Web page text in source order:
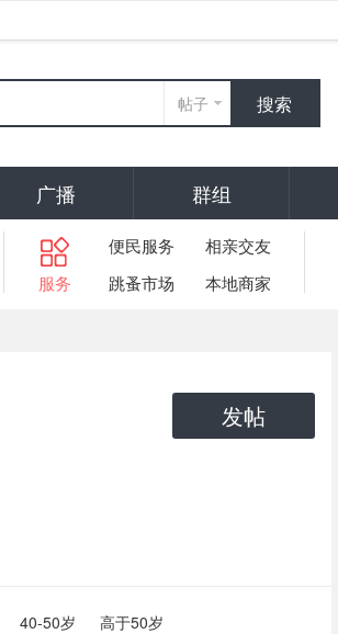
帖子 搜索
广播 群组
服务
便民服务
相亲交友
跳蚤市场
本地商家
发帖
40-50岁 高于50岁